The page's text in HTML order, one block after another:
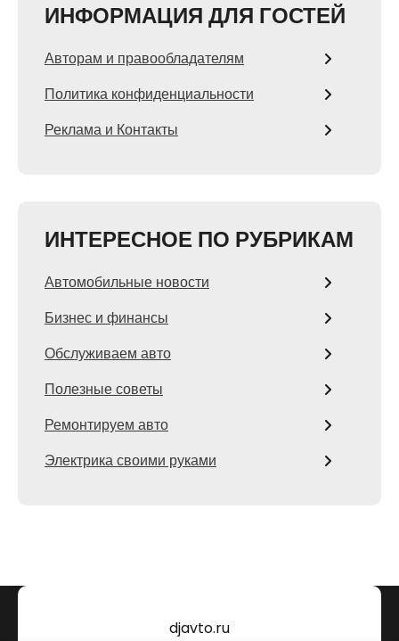
ИНФОРМАЦИЯ ДЛЯ ГОСТЕЙ
Авторам и правообладателям
Политика конфиденциальности
Реклама и Контакты
ИНТЕРЕСНОЕ ПО РУБРИКАМ
Автомобильные новости
Бизнес и финансы
Обслуживаем авто
Полезные советы
Ремонтируем авто
Электрика своими руками
djavto.ru